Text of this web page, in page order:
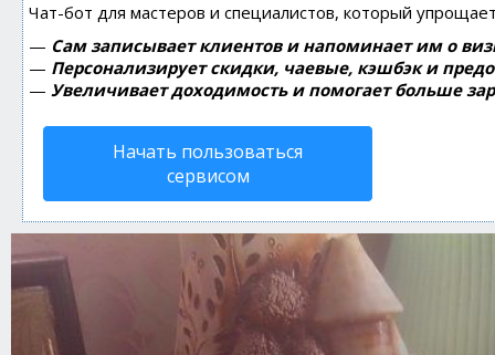
Чат-бот для мастеров и специалистов, который
— Сам записывает клиентов и напоминает им о
— Персонализирует скидки, чаевые, кэшбэк и
— Увеличивает доходимость и помогает больше
Начать пользоваться
сервисом